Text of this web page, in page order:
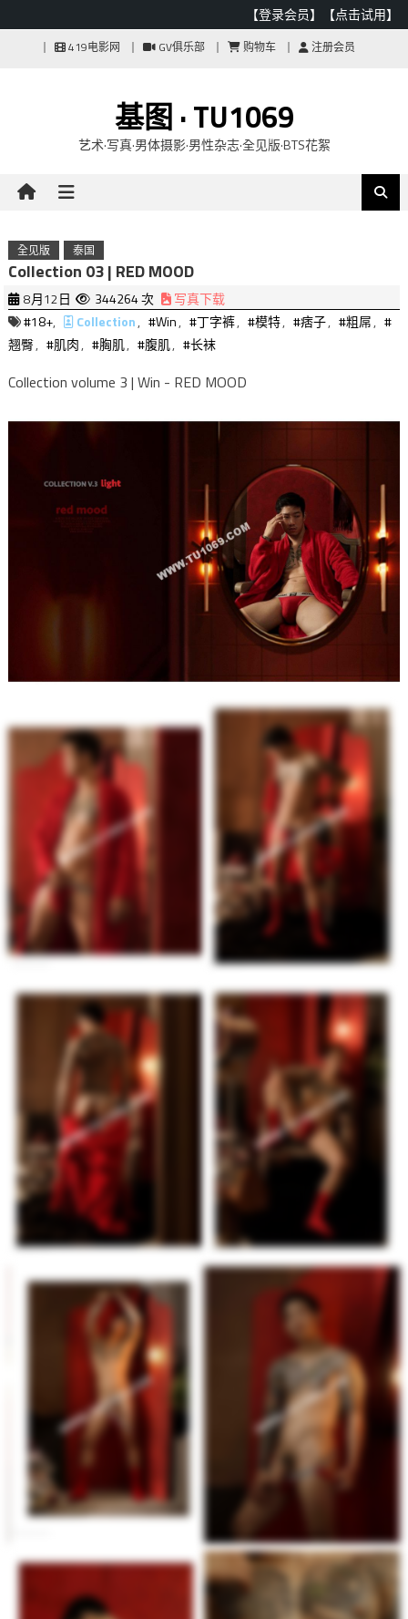
【登录会员】 【点击试用】
419电影网 GV俱乐部 购物车 注册会员
基图 · TU1069
艺术·写真·男体摄影·男性杂志·全见版·BTS花絮
全见版 泰国
Collection 03 | RED MOOD
8月12日 344264 次
写真下载
#18+, Collection, #Win, #丁字裤, #模特, #痞子, #粗屌, #
翘臀, #肌肉, #胸肌, #腹肌, #长袜
Collection volume 3 | Win - RED MOOD